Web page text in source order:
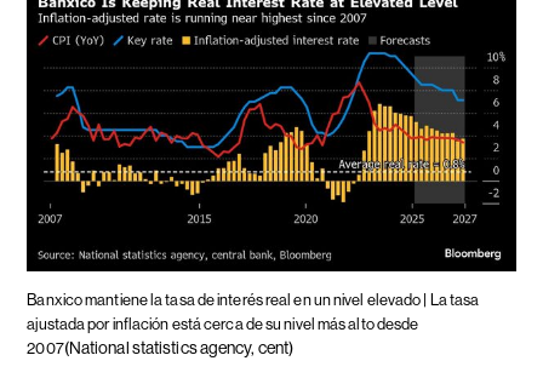
Banxico mantiene la tasa de interés real en un nivel elevado | La tasa
ajustada por inflación está cerca de su nivel más alto desde
2007(National statistics agency, cent)